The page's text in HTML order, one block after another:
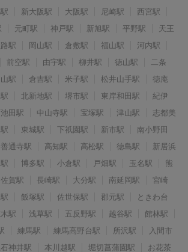
新大阪駅 大阪駅 尼崎駅
西宮駅
元町駅 神戸駅 新旭駅 平野駅
天王
駅 岡山駅 倉敷駅 福山駅
河内駅
前空駅 由宇駅 柳井駅 徳山駅
二条
駅 倉吉駅 米子駅 松井山手駅
徳庵
北新地駅 堺市駅 東岸和田駅
紀伊
池田駅 中山寺駅 宝塚駅 津山駅
志都美
東城駅 下祇園駅 新市駅
南小野田
善通寺駅 高知駅 高松駅 徳島駅
新居浜
博多駅 小倉駅 戸畑駅 玉名駅
熊
佐賀駅 長崎駅 大分駅 南延岡駅
宮崎
飯塚駅 佐世保駅 郡元駅
ときわ台
駅 浅草駅 五反野駅 越谷駅
館林駅
練馬駅 練馬高野台駅 所沢駅
入間市
石神井駅 本川越駅 堀切菖蒲園駅 お花茶